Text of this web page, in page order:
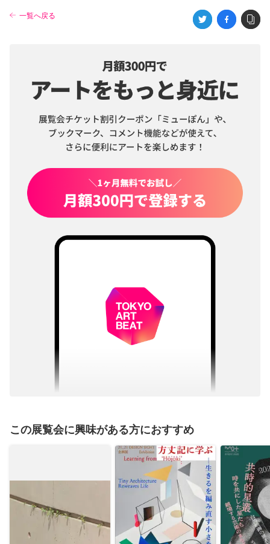
一覧へ戻る
この展覧会に興味がある方におすすめ